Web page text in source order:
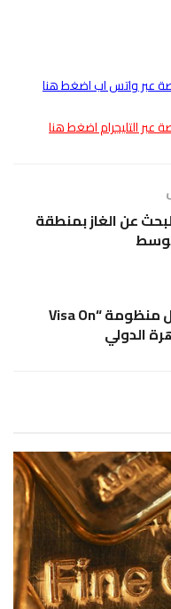
عبر واتس اب اضغط هنا
عبر التليجرام اضغط هنا
عن الغاز بمنطقة
مصر توقع اتفاقيتين لتشغيل منظومة “Visa On